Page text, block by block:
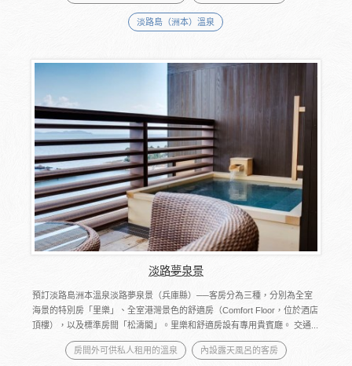
淡路島（洲本）溫泉
淡路夢泉景
預訂淡路島洲本溫泉淡路夢泉景（兵庫縣）──客房分為三種，分別為全室
海景的特別房「里樂」、全室港灣景色的舒適房（Comfort Floor，位於酒店
頂樓），以及標準房間「松濤閣」。里樂和舒適房設有專用貴賓廰。 交通...
房間外可供私人租用的溫泉 內設露天風呂的客房